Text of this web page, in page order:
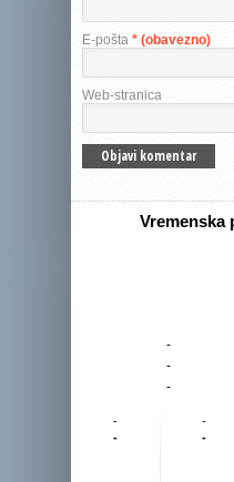
E-pošta * (obavezno)
Web-stranica
Vremenska
-
-
-
-
-
-
-